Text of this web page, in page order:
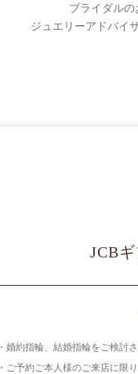
ブライダル
ジュエリーアドバイ
JCB
・婚約指輪、結婚指輪をご検討
・ご予約ご本人様のご来店に限り